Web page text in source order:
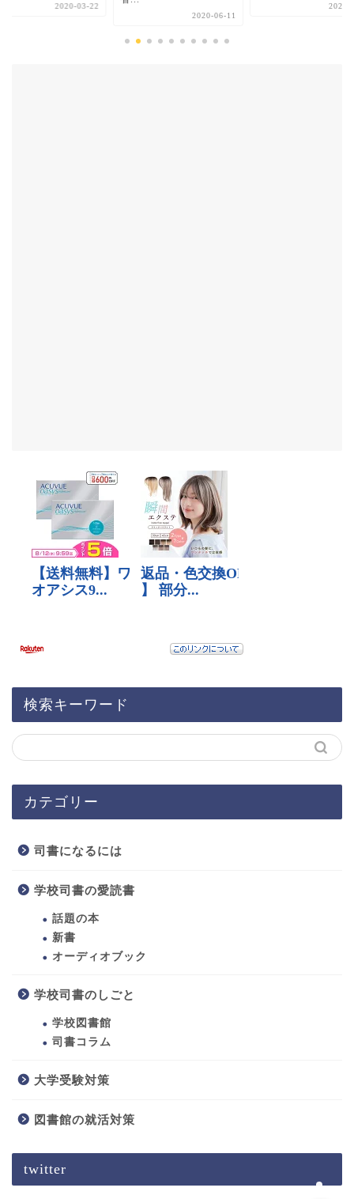
検索キーワード
カテゴリー
司書になるには
学校司書の愛読書
話題の本
新書
オーディオブック
学校司書のしごと
学校図書館
司書コラム
大学受験対策
図書館の就活対策
twitter